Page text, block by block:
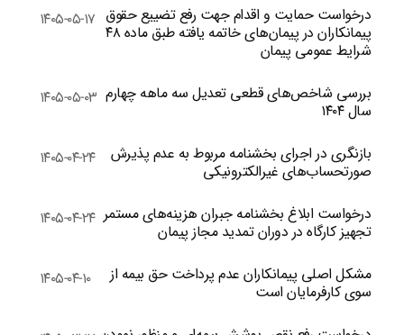
درخواست حمایت و اقدام جهت رفع تضییع حقوق
پیمانکاران در پیمان‌های خاتمه یافته طبق ماده ۴۸
شرایط عمومی پیمان
۱۴۰۵-۰۵-۱۷
بررسی شاخص‌های قطعی تعدیل سه ماهه چهارم
سال ۱۴۰۴
۱۴۰۵-۰۵-۰۳
بازنگری در اجرای بخشنامه مربوط به عدم پذیرش
صورتحساب‌های غیرالکترونیکی
۱۴۰۵-۰۴-۲۴
درخواست ابلاغ بخشنامه جبران هزینه‌های مستمر
تجهیز کارگاه در دوران تمدید مجاز پیمان
۱۴۰۵-۰۴-۲۴
مشکل اصلی پیمانکاران عدم پرداخت حق بیمه از
سوی کارفرمایان است
۱۴۰۵-۰۴-۱۰